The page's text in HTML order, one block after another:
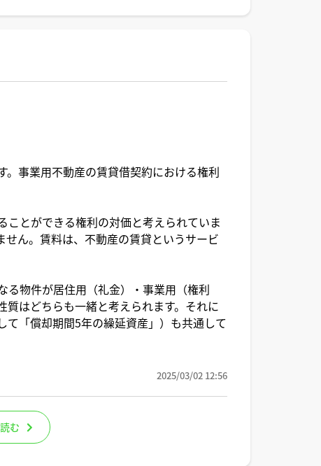
事業用不動産の賃貸借契約における権利
とができる権利の対価と考えられていま
ん。賃料は、不動産の賃貸というサービ
る物件が居住用（礼金）・事業用（権利
はどちらも一緒と考えられます。それに
「償却期間5年の繰延資産」）も共通して
2025/03/02 12:56
む